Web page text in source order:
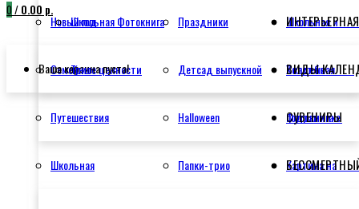
0 / 0.00 р.
Ваша корзина пуста!
Школьная Фотокнига
Трио
Новый год
Семейные ценности
Путешествия
Школьная
Праздники
Детсад выпускной
Halloween
Папки-трио
Школьная и
Свадебная
Фотокнига
Холст на
подрамнике
Картина на
ВИДЫ
СУВЕНИРЫ